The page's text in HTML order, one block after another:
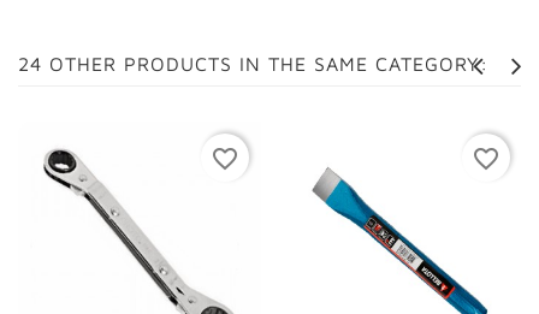
24 OTHER PRODUCTS IN THE SAME CATEGORY:
favorite_border favorite_border